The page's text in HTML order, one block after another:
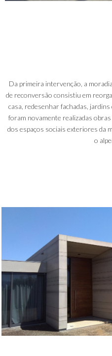
Da primeira intervenção, a
de reconversão consistiu em
casa, redesenhar fachadas,
foram novamente realizadas
dos espaços sociais exteriores da
o